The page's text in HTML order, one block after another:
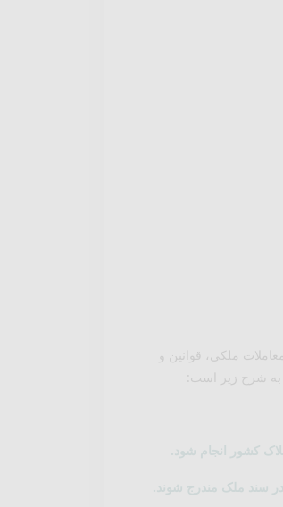
ملکی، قوانین و
به شرح زیر است:
کشور انجام شود.
سند ملک مندرج شوند.